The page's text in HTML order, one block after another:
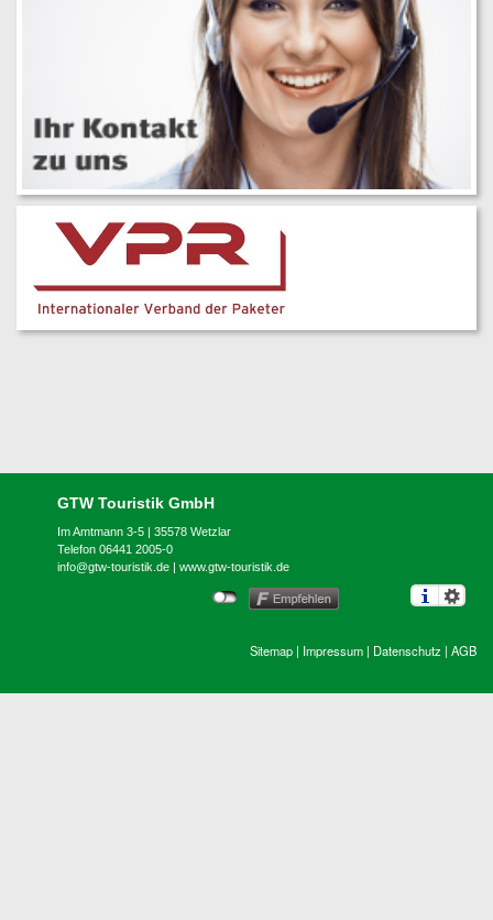
GTW Touristik GmbH
Im Amtmann 3-5 | 35578 Wetzlar
Telefon 06441 2005-0
info@gtw-touristik.de |www.gtw-touristik.de
Sitemap | Impressum | Datenschutz | AGB